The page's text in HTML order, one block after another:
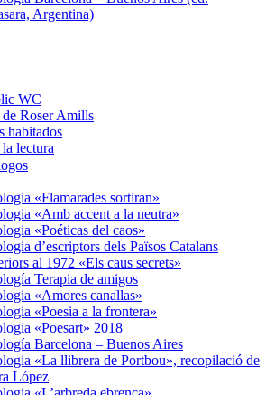
Argentina)
WC
de Roser Amills
habitados
lectura
«Flamarades sortiran»
«Amb accent a la neutra»
«Poéticas del caos»
d’escriptors dels Països Catalans
al 1972 «Els caus secrets»
Terapia de amigos
«Amores canallas»
«Poesia a la frontera»
«Poesart» 2018
Barcelona – Buenos Aires
«La llibrera de Portbou», recopilació de
López